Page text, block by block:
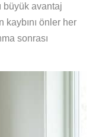
büyük avantaj
kaybını önler her
sonrası